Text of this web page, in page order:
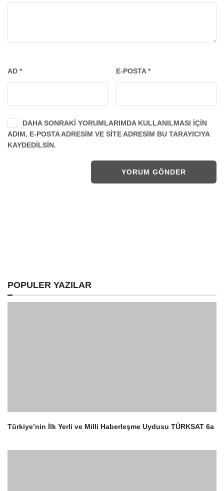
AD * E-POSTA*
DAHA SONRAKI YORUMLARIMDA KULLANILMASI IÇIN
ADIM, E-POSTA ADRESIM VE SITE ADRESIM BU TARAYICIYA
KAYDEDILSIN.
POPULER YAZILAR
Türkiye’nin İlk Yerli ve Milli Haberleşme Uydusu TÜRKSAT 6a